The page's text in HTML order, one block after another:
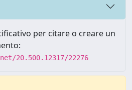
per citare o creare un
20.500.12317/22276